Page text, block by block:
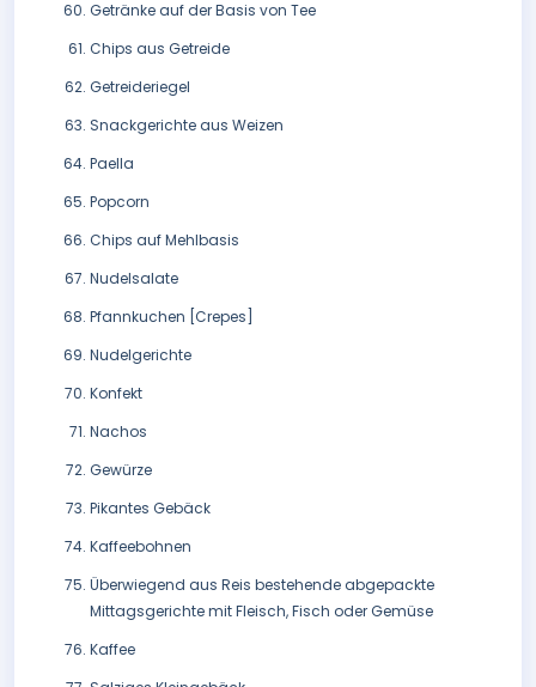
Getränke auf der Basis von Tee
Chips aus Getreide
Getreideriegel
Snackgerichte aus Weizen
Paella
Popcorn
Chips auf Mehlbasis
Nudelsalate
Pfannkuchen [Crepes]
Nudelgerichte
Konfekt
Nachos
Gewürze
Pikantes Gebäck
Kaffeebohnen
Überwiegend aus Reis bestehende abgepackte
Mittagsgerichte mit Fleisch, Fisch oder Gemüse
Kaffee